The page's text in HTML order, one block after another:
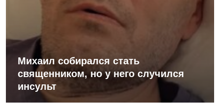
Михаил собирался стать
священником, но у него случился
инсульт